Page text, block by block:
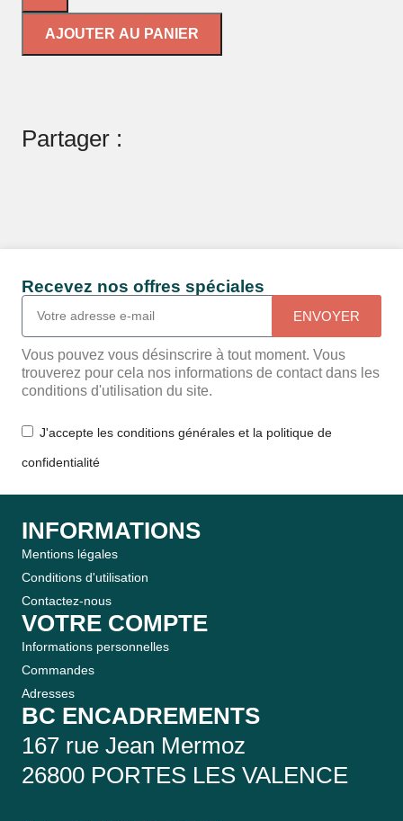
AJOUTER AU PANIER
Partager :
Recevez nos offres spéciales
Vous pouvez vous désinscrire à tout moment. Vous
trouverez pour cela nos informations de contact dans les
conditions d'utilisation du site.
J'accepte les conditions générales et la politique de
confidentialité
ENVOYER
INFORMATIONS
Mentions légales
Conditions d'utilisation
Contactez-nous
VOTRE COMPTE
Informations personnelles
Commandes
Adresses
BC ENCADREMENTS
167 rue Jean Mermoz
26800 PORTES LES VALENCE